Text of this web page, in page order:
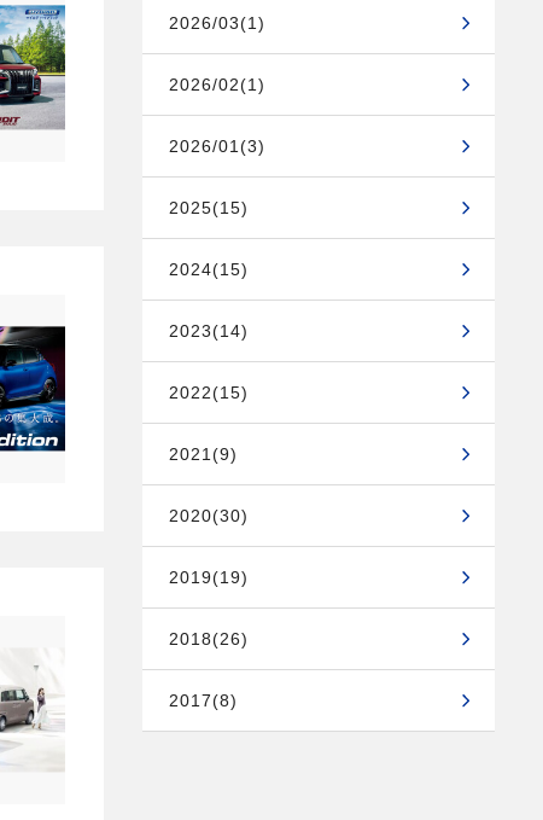
2026/03(1)
2026/02(1)
2026/01(3)
2025(15)
2024(15)
2023(14)
2022(15)
2021(9)
2020(30)
2019(19)
2018(26)
2017(8)